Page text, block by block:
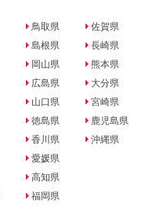
鳥取県
島根県
岡山県
広島県
山口県
徳島県
香川県
愛媛県
高知県
福岡県
佐賀県
長崎県
熊本県
大分県
宮崎県
鹿児島県
沖縄県